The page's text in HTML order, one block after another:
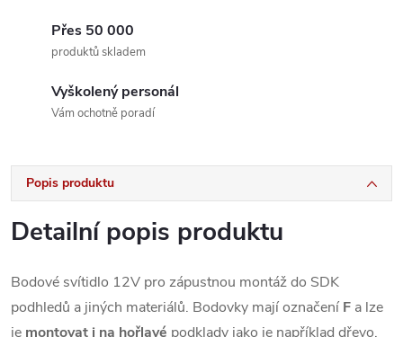
Přes 50 000
produktů skladem
Vyškolený personál
Vám ochotně poradí
Popis produktu
Detailní popis produktu
Bodové svítidlo 12V pro zápustnou montáž do SDK
podhledů a jiných materiálů. Bodovky mají označení F a lze
je montovat i na hořlavé podklady jako je například dřevo.